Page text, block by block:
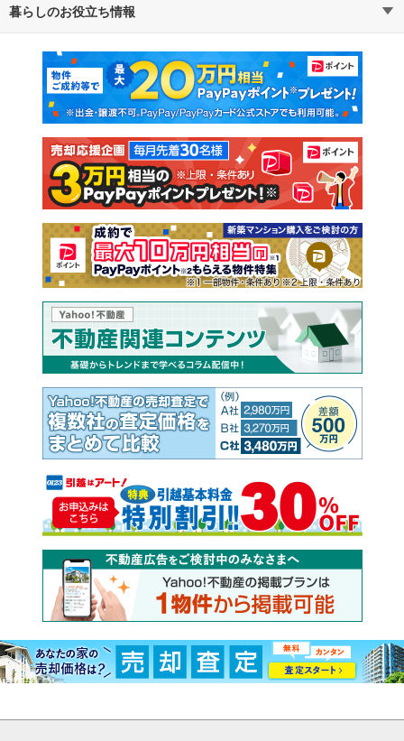
通勤・通学時間から探す
不動産・住宅
新築マンション 中古マンション
新築一戸建て 中古一戸建て
注文住宅 土地
売却査定
暮らしのお役立ち情報
マンションカタログ 教えて！住まいの先生